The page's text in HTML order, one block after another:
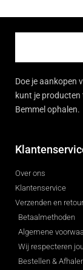
Doe je aankopen
kunt je
Bemmel ophalen.
Over ons
Klantenservice
Verzenden en
Betaalmethoden
Algemene
Wij respecteren
Bestellen &